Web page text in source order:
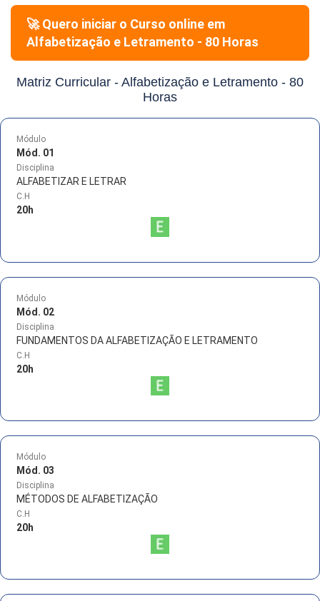
🚀 Quero iniciar o Curso online em
Alfabetização e Letramento - 80 Horas
Matriz Curricular - Alfabetização e Letramento - 80
Horas
Módulo
Mód. 01
Disciplina
ALFABETIZAR E LETRAR
C.H
20h
Módulo
Mód. 02
Disciplina
FUNDAMENTOS DA ALFABETIZAÇÃO E LETRAMENTO
C.H
20h
Módulo
Mód. 03
Disciplina
MÉTODOS DE ALFABETIZAÇÃO
C.H
20h